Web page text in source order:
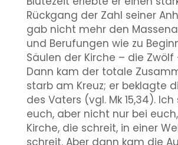
Rückgang der Zahl seiner
gab nicht mehr den
und Berufungen wie zu
Säulen der Kirche – die Zwölf
Dann kam der totale
starb am Kreuz; er beklagte
des Vaters (vgl. Mk 15,34).
euch, aber nicht nur bei
Kirche, die schreit, in einer
schreit. Aber dann kam die